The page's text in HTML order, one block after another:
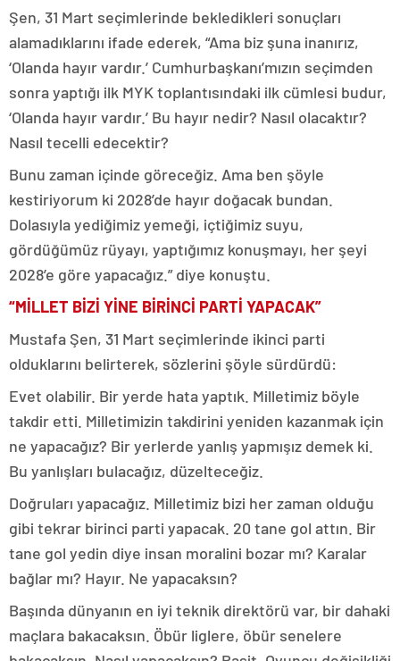
Şen, 31 Mart seçimlerinde bekledikleri sonuçları
alamadıklarını ifade ederek, “Ama biz şuna inanırız,
‘Olanda hayır vardır.’ Cumhurbaşkanı’mızın seçimden
sonra yaptığı ilk MYK toplantısındaki ilk cümlesi budur,
‘Olanda hayır vardır.’ Bu hayır nedir? Nasıl olacaktır?
Nasıl tecelli edecektir?
Bunu zaman içinde göreceğiz. Ama ben şöyle
kestiriyorum ki 2028’de hayır doğacak bundan.
Dolasıyla yediğimiz yemeği, içtiğimiz suyu,
gördüğümüz rüyayı, yaptığımız konuşmayı, her şeyi
2028’e göre yapacağız.” diye konuştu.
“MİLLET BİZİ YİNE BİRİNCİ PARTİ YAPACAK”
Mustafa Şen, 31 Mart seçimlerinde ikinci parti
olduklarını belirterek, sözlerini şöyle sürdürdü:
Evet olabilir. Bir yerde hata yaptık. Milletimiz böyle
takdir etti. Milletimizin takdirini yeniden kazanmak için
ne yapacağız? Bir yerlerde yanlış yapmışız demek ki.
Bu yanlışları bulacağız, düzelteceğiz.
Doğruları yapacağız. Milletimiz bizi her zaman olduğu
gibi tekrar birinci parti yapacak. 20 tane gol attın. Bir
tane gol yedin diye insan moralini bozar mı? Karalar
bağlar mı? Hayır. Ne yapacaksın?
Başında dünyanın en iyi teknik direktörü var, bir dahaki
maçlara bakacaksın. Öbür liglere, öbür senelere